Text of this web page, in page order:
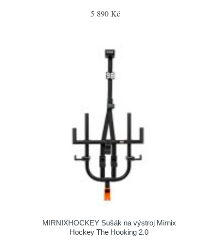
5 890 Kč
MIRNIXHOCKEY Sušák na výstroj Mirnix
Hockey The Hooking 2.0